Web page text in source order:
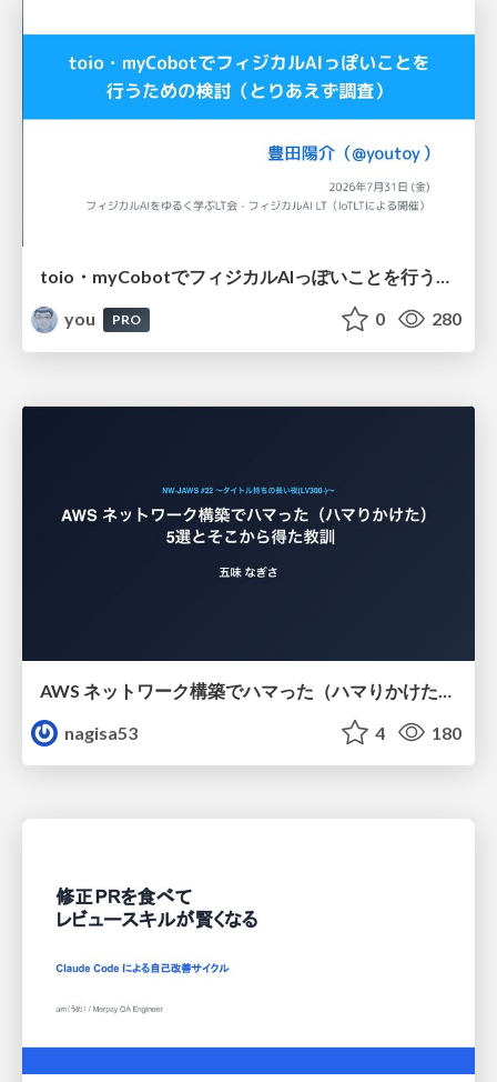
toio・myCobotでフィジカルAIっぽいことを行うための検討（とりあえず調査） / フィジカルAI LT（IoTLTによる開催）
you
PRO 0 280
nagisa53
4 180